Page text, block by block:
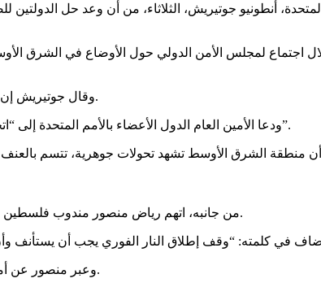
أنطونيو جوتيريش، الثلاثاء، من أن وعد حل
اجتماع لمجلس الأمن الدولي حول الأوضاع في الشرق
وقال جوتيريش إن حل الدولتين يقترب من “نقطة اللاعودة”، مشدداً على أن المجتمع الدولي يتحمل مسؤولية منع إطالة أمد الاحتلال والعنف.
ودعا الأمين العام الدول الأعضاء بالأمم المتحدة إلى “اتخاذ خطوات لا رجعة فيها لتحقيق حل الدولتين، وعدم السماح للمتطرفين على أي جانب بتقويض ما تبقى من عملية السلام”.
منطقة الشرق الأوسط تشهد تحولات جوهرية، تتسم
من جانبه، اتهم رياض منصور مندوب فلسطين لدى الأمم المتحدة إسرائيل باستخدام “التجويع” كسلاح حرب ضد المدنيين الذين يتعرضون للقصف بلا هوادة في قطاع غزة.
وعبر منصور عن أمله في أن تتمكن الولايات المتحدة ومصر وقطر، وبدعم من المجتمع الدولي، من ضمان العودة إلى اتفاق وقف إطلاق النار.